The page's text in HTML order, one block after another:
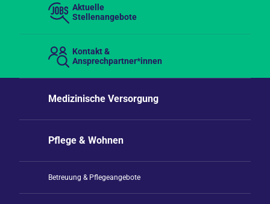
Aktuelle
Stellenangebote
Kontakt &
Ansprechpartner*innen
Medizinische Versorgung
Pflege & Wohnen
Betreuung & Pflegeangebote